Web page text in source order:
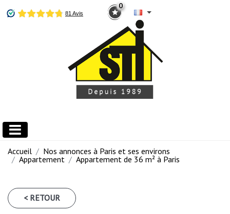
0
Accueil
Nos annonces à Paris et ses environs
Appartement
Appartement de 36 m² à Paris
< RETOUR